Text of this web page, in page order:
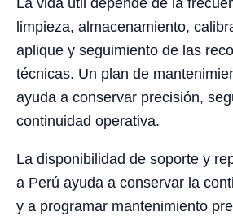
limpieza, almacenamiento,
aplique y seguimiento de las
técnicas. Un plan de
ayuda a conservar precisión,
continuidad operativa.
La disponibilidad de soporte y
a Perú ayuda a conservar la
y a programar mantenimiento